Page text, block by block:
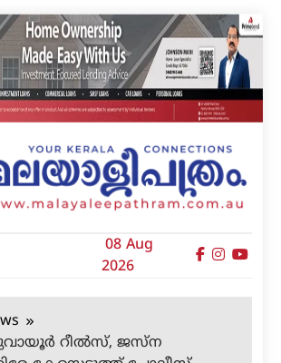
08 Aug
2026
റീല്‍സ്, ജസ്‌ന